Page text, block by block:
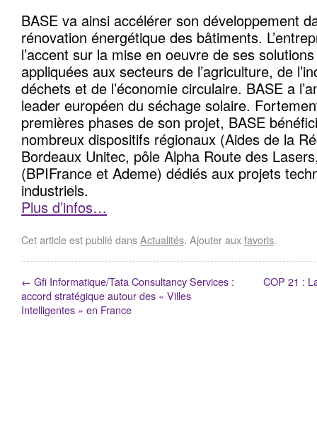
BASE va ainsi accélérer son développement
rénovation énergétique des bâtiments.
l’accent sur la mise en oeuvre de ses
appliquées aux secteurs de l’agriculture, de
déchets et de l’économie circulaire. BASE a
leader européen du séchage solaire.
premières phases de son projet, BASE
nombreux dispositifs régionaux (Aides de la
Bordeaux Unitec, pôle Alpha Route des
(BPIFrance et Ademe) dédiés aux projets
industriels.
Plus d’infos…
Cet article est publié dansActualités. Ajouter auxfavoris.
← Gfi Informatique/Tata Consultancy Services :
accord stratégique autour des « Villes
Intelligentes » en France
COP 21 :